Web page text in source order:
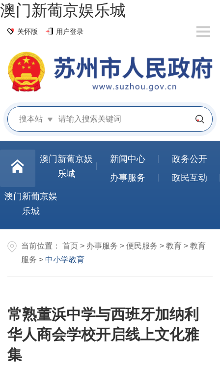
澳门新葡京娱乐城
关怀版 用户登录
搜本站
澳门新葡京娱
乐城
新闻中心
政务公开
办事服务
政民互动
澳门新葡京娱
乐城
当前位置： 首页 > 办事服务 > 便民服务 > 教育 > 教育
服务 > 中小学教育
常熟董浜中学与西班牙加纳利
华人商会学校开启线上文化雅
集